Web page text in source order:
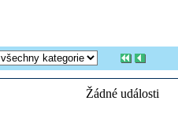
Žádné události